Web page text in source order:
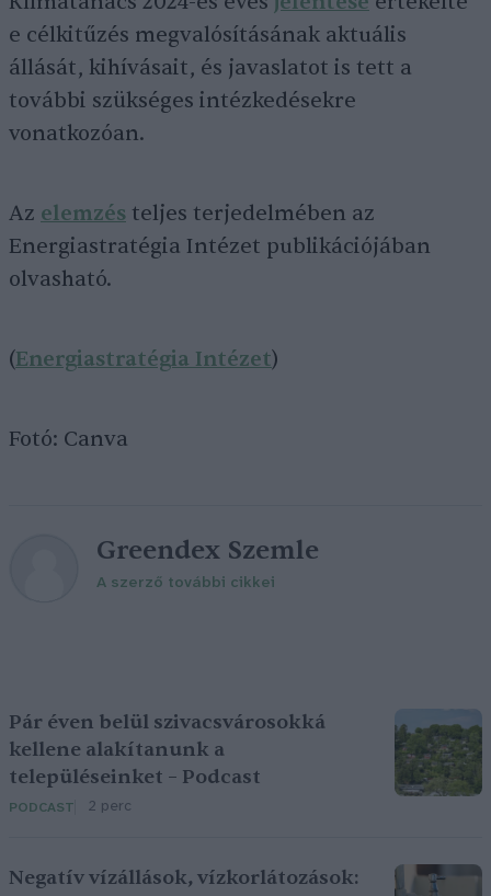
e célkitűzés megvalósításának aktuális
állását, kihívásait, és javaslatot is tett a
további szükséges intézkedésekre
vonatkozóan.
Az elemzés teljes terjedelmében az
Energiastratégia Intézet publikációjában
olvasható.
(Energiastratégia Intézet)
Fotó: Canva
Greendex Szemle
A szerző további cikkei
Pár éven belül szivacsvárosokká
kellene alakítanunk a
településeinket – Podcast
PODCAST 2 perc
Negatív vízállások, vízkorlátozások: